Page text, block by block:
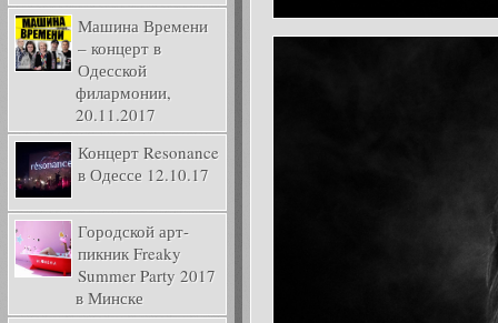
Машина Времени
– концерт в
Одесской
филармонии,
20.11.2017
Концерт Resonance
в Одессе 12.10.17
Городской арт-
пикник Freaky
Summer Party 2017
в Минске